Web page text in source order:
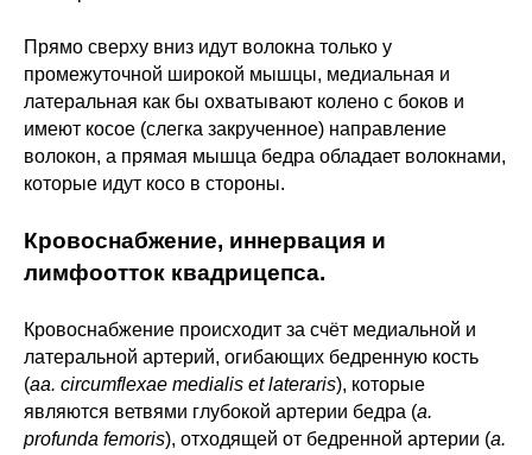
Прямо сверху вниз идут волокна только у
промежуточной широкой мышцы, медиальная и
латеральная как бы охватывают колено с боков и
имеют косое (слегка закрученное) направление
волокон, а прямая мышца бедра обладает волокнами,
которые идут косо в стороны.
Кровоснабжение, иннервация и
лимфоотток квадрицепса.
Кровоснабжение происходит за счёт медиальной и
латеральной артерий, огибающих бедренную кость
(аа. circumflexae medialis et lateraris), которые
являются ветвями глубокой артерии бедра (a.
profunda femoris), отходящей от бедренной артерии (a.